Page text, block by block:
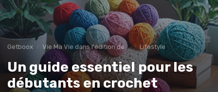
Getboox Vie Ma Vie dans l'édition de livre Lifestyle
Un guide essentiel pour les
débutants en crochet